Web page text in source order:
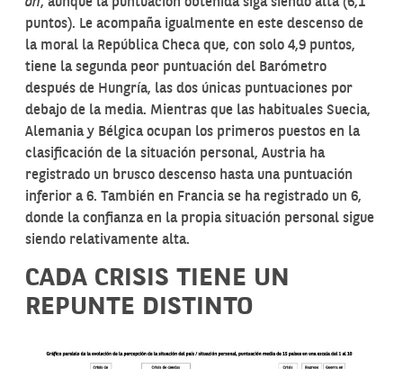
puntos). Le acompaña igualmente en este descenso de
la moral la República Checa que, con solo 4,9 puntos,
tiene la segunda peor puntuación del Barómetro
después de Hungría, las dos únicas puntuaciones por
debajo de la media. Mientras que las habituales Suecia,
Alemania y Bélgica ocupan los primeros puestos en la
clasificación de la situación personal, Austria ha
registrado un brusco descenso hasta una puntuación
inferior a 6. También en Francia se ha registrado un 6,
donde la confianza en la propia situación personal sigue
siendo relativamente alta.
CADA CRISIS TIENE UN
REPUNTE DISTINTO